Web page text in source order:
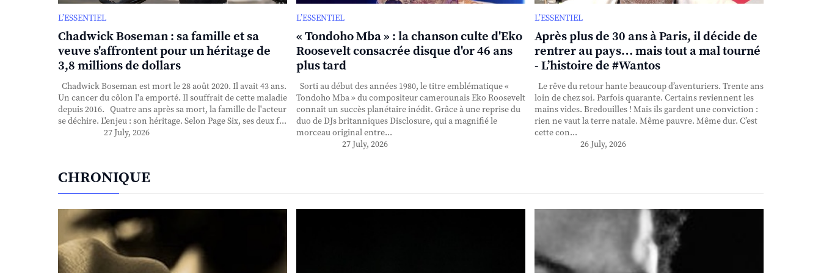
L’ESSENTIEL
Chadwick Boseman : sa famille et sa
veuve s'affrontent pour un héritage de
3,8 millions de dollars
Chadwick Boseman est mort le 28 août 2020. Il avait 43 ans.
Un cancer du côlon l'a emporté. Il souffrait de cette maladie
depuis 2016. Quatre ans après sa mort, la famille de l'acteur
se déchire. L'enjeu : son héritage. Selon Page Six, ses deux f...
27 July, 2026
L’ESSENTIEL
« Tondoho Mba » : la chanson culte d'Eko
Roosevelt consacrée disque d'or 46 ans
plus tard
Sorti au début des années 1980, le titre emblématique «
Tondoho Mba » du compositeur camerounais Eko Roosevelt
connaît un succès planétaire inédit. Grâce à une reprise du
duo de DJs britanniques Disclosure, qui a magnifié le
morceau original entre...
27 July, 2026
L’ESSENTIEL
Après plus de 30 ans à Paris, il décide de
rentrer au pays… mais tout a mal tourné
- L’histoire de #Wantos
Le rêve du retour hante beaucoup d’aventuriers. Trente ans
loin de chez soi. Parfois quarante. Certains reviennent les
mains vides. Bredouilles ! Mais ils gardent une conviction :
rien ne vaut la terre natale. Même pauvre. Même dur. C’est
cette con...
26 July, 2026
CHRONIQUE